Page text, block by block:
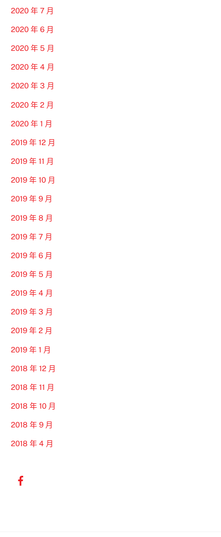
2020 年 7 月
2020 年 6 月
2020 年 5 月
2020 年 4 月
2020 年 3 月
2020 年 2 月
2020 年 1 月
2019 年 12 月
2019 年 11 月
2019 年 10 月
2019 年 9 月
2019 年 8 月
2019 年 7 月
2019 年 6 月
2019 年 5 月
2019 年 4 月
2019 年 3 月
2019 年 2 月
2019 年 1 月
2018 年 12 月
2018 年 11 月
2018 年 10 月
2018 年 9 月
2018 年 4 月